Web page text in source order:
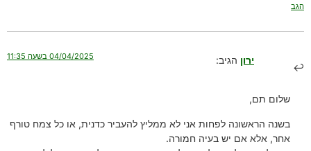
הגב
ירון הגיב: 04/04/2025 בשעה 11:35
שלום תם,
בשנה הראשונה לפחות אני לא ממליץ להעביר כדנית, או כל צמח טורף
אחר, אלא אם יש בעיה חמורה.